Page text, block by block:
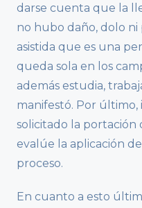
darse cuenta que la
no hubo daño, dolo ni
asistida que es una
queda sola en los
además estudia,
manifestó. Por último,
solicitado la portación
evalúe la aplicación
proceso.
En cuanto a esto